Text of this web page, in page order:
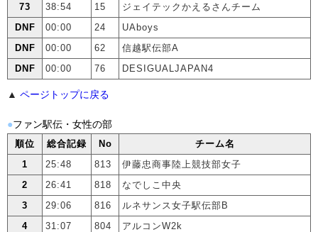
73
38:54 15
ジェイテックかえるさんチーム
DNF
00:00 24
UAboys
DNF
00:00 62
信越駅伝部A
DNF
00:00 76 DESIGUALJAPAN4
▲ ページトップに戻る
●ファン駅伝・女性の部
順位 総合記録 No
チーム名
1
25:48 813
伊藤忠商事陸上競技部女子
2
26:41 818
なでしこ中央
3
29:06 816
ルネサンス女子駅伝部B
4
31:07 804
アルコンW2k